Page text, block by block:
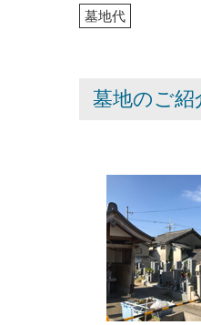
墓地代
墓地のご紹